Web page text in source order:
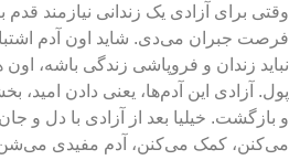
وقتی برای آزادی یک زندانی نیازمند
فرصت جبران می‌دی. شاید اون آدم
نباید زندان و فروپاشی زندگی باشه،
پول. آزادی این آدم‌ها، یعنی دادن امید،
و بازگشت. خیلیا بعد از آزادی با دل و
می‌کنن، کمک می‌کنن، آدم مفیدی می‌شن.